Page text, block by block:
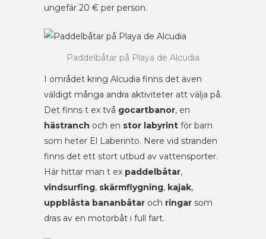
ungefär 20 € per person.
Paddelbåtar på Playa de Alcudia
I området kring Alcudia finns det även
väldigt många andra aktiviteter att välja på.
Det finns t ex två gocartbanor, en
hästranch och en stor labyrint för barn
som heter El Laberinto. Nere vid stranden
finns det ett stort utbud av vattensporter.
Här hittar man t ex paddelbåtar,
vindsurfing, skärmflygning, kajak,
uppblåsta bananbåtar och ringar som
dras av en motorbåt i full fart.